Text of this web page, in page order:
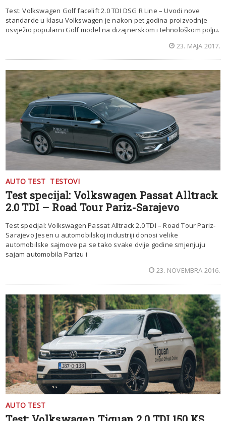
Test: Volkswagen Golf facelift 2.0 TDI DSG R Line – Uvodi nove
standarde u klasu Volkswagen je nakon pet godina proizvodnje
osvježio popularni Golf model na dizajnerskom i tehnološkom polju.
23. MAJA 2017.
AUTO TEST TESTOVI
Test specijal: Volkswagen Passat Alltrack
2.0 TDI – Road Tour Pariz-Sarajevo
Test specijal: Volkswagen Passat Alltrack 2.0 TDI – Road Tour Pariz-
Sarajevo Jesen u automobilskoj industriji donosi velike
automobilske sajmove pa se tako svake dvije godine smjenjuju
sajam automobila Parizu i
23. NOVEMBRA 2016.
AUTO TEST